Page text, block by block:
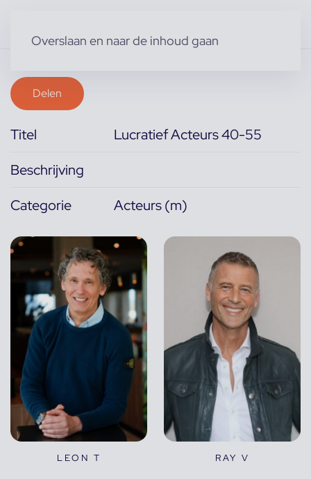
Overslaan en naar de inhoud gaan
Delen
Titel
Lucratief Acteurs 40-55
Beschrijving
Categorie
Acteurs (m)
LEON T RAY V